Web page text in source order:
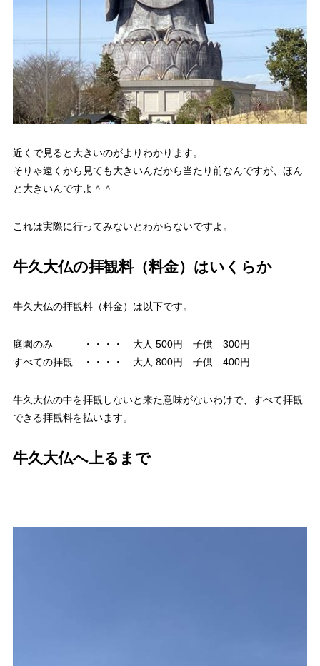
近くで見ると大きいのがよりわかります。
そりゃ遠くから見ても大きいんだから当たり前なんですが、ほん
と大きいんですよ＾＾
これは実際に行ってみないとわからないですよ。
牛久大仏の拝観料（料金）はいくらか
牛久大仏の拝観料（料金）は以下です。
庭園のみ ・・・・ 大人 500円 子供 300円
すべての拝観 ・・・・ 大人 800円 子供 400円
牛久大仏の中を拝観しないと来た意味がないわけで、すべて拝観
できる拝観料を払います。
牛久大仏へ上るまで